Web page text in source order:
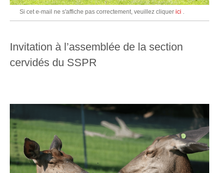
Si cet e-mail ne s'affiche pas correctement, veuillez cliquer ici .
Invitation à l’assemblée de la section
cervidés du SSPR